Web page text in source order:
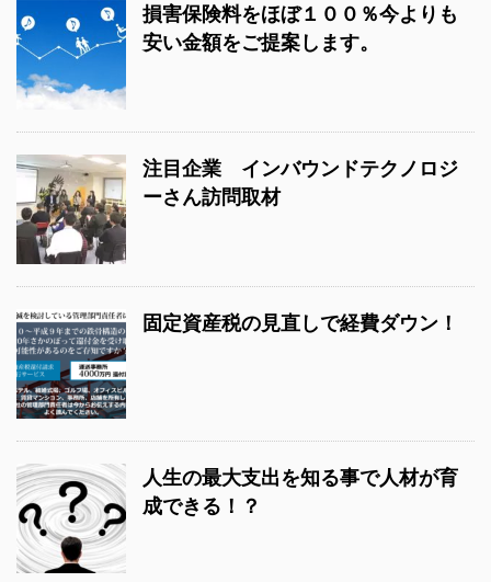
損害保険料をほぼ１００％今よりも
安い金額をご提案します。
注目企業 インバウンドテクノロジ
ーさん訪問取材
固定資産税の見直しで経費ダウン！
人生の最大支出を知る事で人材が育
成できる！？